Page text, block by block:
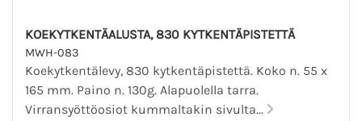
KOEKYTKENTÄALUSTA, 830 KYTKENTÄPISTETTÄ
MWH-083
Koekytkentälevy, 830 kytkentäpistettä. Koko n. 55 x
165 mm. Paino n. 130g. Alapuolella tarra.
Virransyöttöosiot kummaltakin sivulta...